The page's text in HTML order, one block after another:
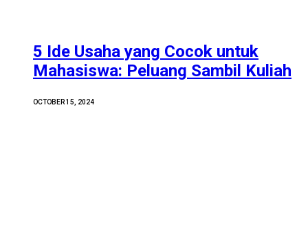
5 Ide Usaha yang Cocok untuk
Mahasiswa: Peluang Sambil Kuliah
OCTOBER 15, 2024